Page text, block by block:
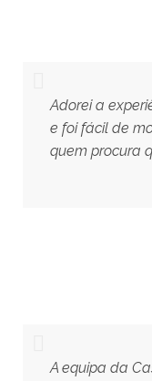
Adorei a
e foi fácil de
quem procura
A equipa da